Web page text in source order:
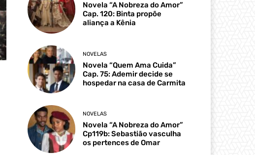
Novela “A Nobreza do Amor”
Cap. 120: Binta propõe
aliança a Kênia
NOVELAS
Novela “Quem Ama Cuida”
Cap. 75: Ademir decide se
hospedar na casa de Carmita
NOVELAS
Novela “A Nobreza do Amor”
Cp119b: Sebastião vasculha
os pertences de Omar